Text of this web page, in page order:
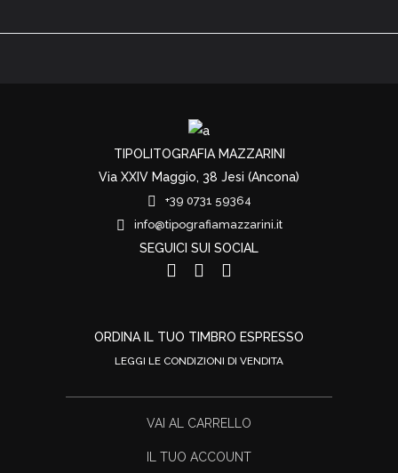
TIPOLITOGRAFIA MAZZARINI
Via XXIV Maggio, 38 Jesi (Ancona)
+39 0731 59364
info@tipografiamazzarini.it
SEGUICI SUI SOCIAL
ORDINA IL TUO TIMBRO ESPRESSO
LEGGI LE CONDIZIONI DI VENDITA
VAI AL CARRELLO
IL TUO ACCOUNT